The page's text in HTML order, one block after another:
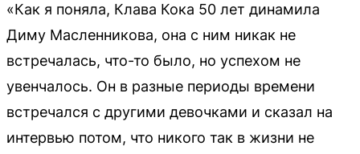
«Как я поняла, Клава Кока 50 лет динамила
Диму Масленникова, она с ним никак не
встречалась, что-то было, но успехом не
увенчалось. Он в разные периоды времени
встречался с другими девочками и сказал на
интервью потом, что никого так в жизни не